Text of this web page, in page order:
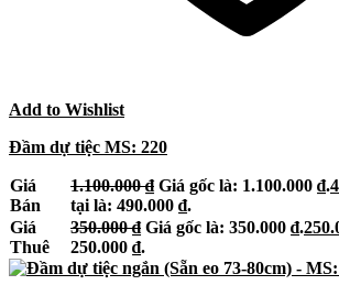
Add to Wishlist
Đầm dự tiệc MS: 220
Giá
Bán
1.100.000₫ Giá gốc là: 1.100.000 ₫.
tại là: 490.000 ₫.
Giá
Thuê
350.000₫ Giá gốc là: 350.000 ₫.
250.000 ₫.